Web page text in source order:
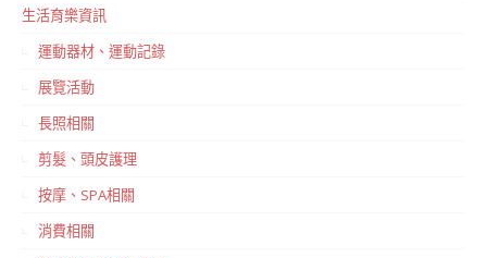
生活育樂資訊
運動器材、運動記錄
展覽活動
長照相關
剪髮、頭皮護理
按摩、SPA相關
消費相關